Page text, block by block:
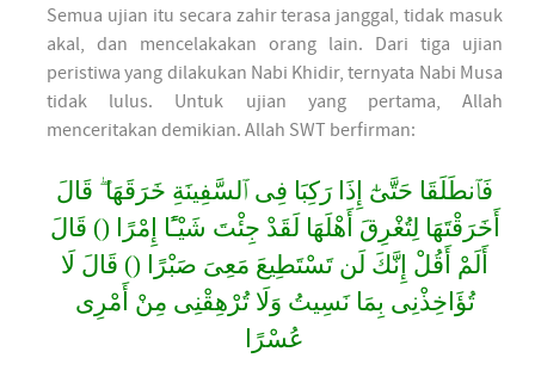
Semua ujian itu secara zahir terasa janggal, tidak masuk
akal, dan mencelakakan orang lain. Dari tiga ujian
peristiwa yang dilakukan Nabi Khidir, ternyata Nabi Musa
tidak lulus. Untuk ujian yang pertama, Allah
menceritakan demikian. Allah SWT berfirman:
فَٱنطَلَقَا حَتَّىٰٓ إِذَا رَكِبَا فِى ٱلسَّفِينَةِ خَرَقَهَا ۖ قَالَ
أَخَرَقْتَهَا لِتُغْرِقَ أَهْلَهَا لَقَدْ جِئْتَ شَيْـًٔا إِمْرًا () قَالَ
أَلَمْ أَقُلْ إِنَّكَ لَن تَسْتَطِيعَ مَعِىَ صَبْرًا () قَالَ لَا
تُؤَاخِذْنِى بِمَا نَسِيتُ وَلَا تُرْهِقْنِى مِنْ أَمْرِى
عُسْرًا